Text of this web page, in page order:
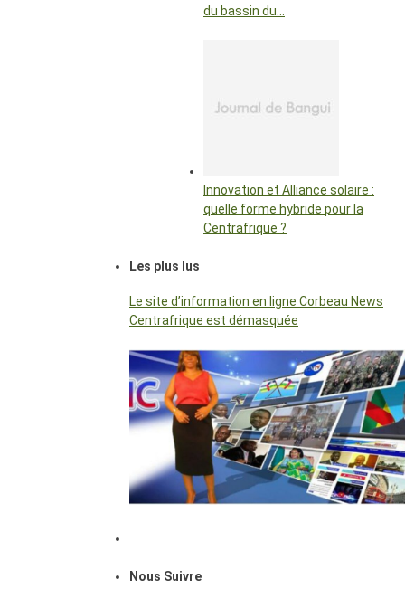
du bassin du…
Innovation et Alliance solaire :
quelle forme hybride pour la
Centrafrique ?
Les plus lus
Le site d’information en ligne Corbeau News
Centrafrique est démasquée
Nous Suivre